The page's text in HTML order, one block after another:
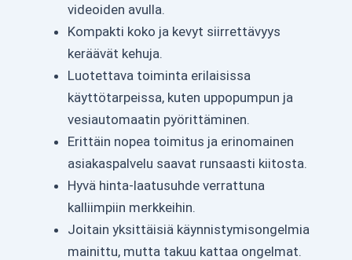
videoiden avulla.
Kompakti koko ja kevyt siirrettävyys
keräävät kehuja.
Luotettava toiminta erilaisissa
käyttötarpeissa, kuten uppopumpun ja
vesiautomaatin pyörittäminen.
Erittäin nopea toimitus ja erinomainen
asiakaspalvelu saavat runsaasti kiitosta.
Hyvä hinta-laatusuhde verrattuna
kalliimpiin merkkeihin.
Joitain yksittäisiä käynnistymisongelmia
mainittu, mutta takuu kattaa ongelmat.